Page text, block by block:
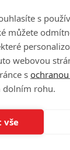
s
můžete
webovou
s
dolním rohu.
vše